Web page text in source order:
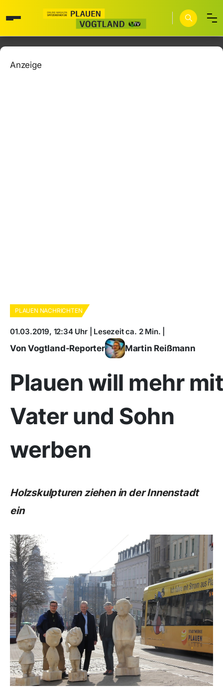
Anzeige
PLAUEN NACHRICHTEN
01.03.2019, 12:34 Uhr | Lesezeit ca. 2 Min. |
Von Vogtland-Reporter Martin Reißmann
Plauen will mehr mit
Vater und Sohn
werben
Holzskulpturen ziehen in der Innenstadt
ein